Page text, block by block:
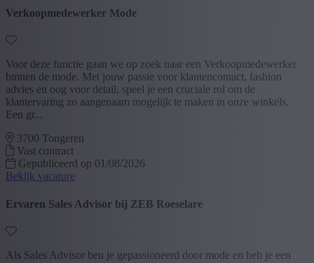
Verkoopmedewerker Mode
Voor deze functie gaan we op zoek naar een Verkoopmedewerker
binnen de mode. Met jouw passie voor klantencontact, fashion
advies en oog voor detail, speel je een cruciale rol om de
klantervaring zo aangenaam mogelijk te maken in onze winkels.
Een gr...
3700 Tongeren
Vast contract
Gepubliceerd op 01/08/2026
Bekijk vacature
Ervaren Sales Advisor bij ZEB Roeselare
Als Sales Advisor ben je gepassioneerd door mode en heb je een